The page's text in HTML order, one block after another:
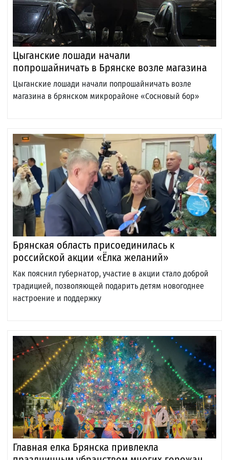
Цыганские лошади начали
попрошайничать в Брянске возле магазина
Цыганские лошади начали попрошайничать возле
магазина в брянском микрорайоне «Сосновый бор»
Брянская область присоединилась к
российской акции «Ёлка желаний»
Как пояснил губернатор, участие в акции стало доброй
традицией, позволяющей подарить детям новогоднее
настроение и поддержку
Главная елка Брянска привлекла